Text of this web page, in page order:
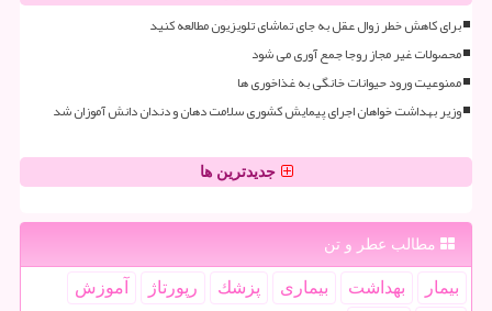
برای کاهش خطر زوال عقل به جای تماشای تلویزیون مطالعه کنید
محصولات غیر مجاز روجا جمع آوری می شود
ممنوعیت ورود حیوانات خانگی به غذاخوری ها
وزیر بهداشت خواهان اجرای پیمایش کشوری سلامت دهان و دندان دانش آموزان شد
جدیدترین ها
مطالب عطر و تن
بیمار بهداشت بیماری پزشك رپورتاژ
آموزش